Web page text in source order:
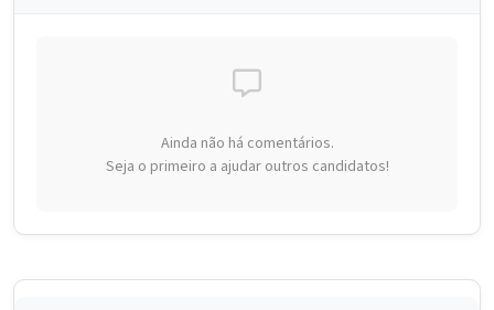
Ainda não há comentários.
Seja o primeiro a ajudar outros candidatos!